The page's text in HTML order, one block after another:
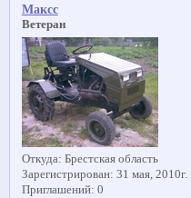
Максс
Ветеран
Откуда: Брестская область
Зарегистрирован: 31 мая, 2010г.
Приглашений: 0